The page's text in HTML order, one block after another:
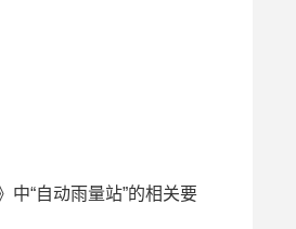
“自动雨量站”的相关要